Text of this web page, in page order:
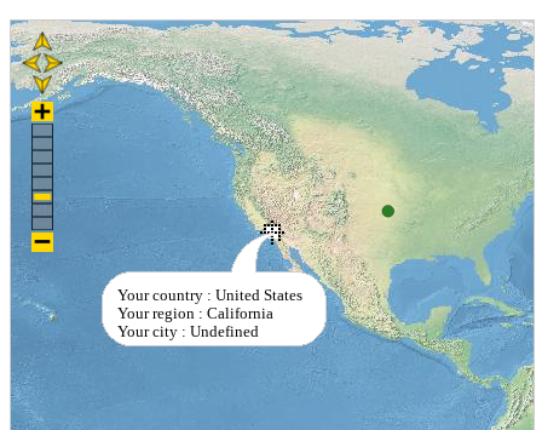
Your country : United States
Your region : California
Your city : Undefined